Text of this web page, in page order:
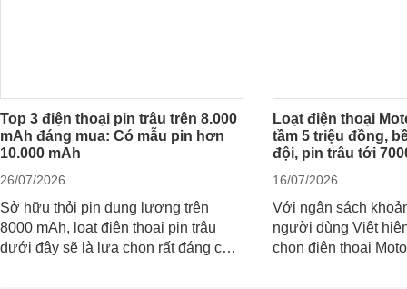
Top 3 điện thoại pin trâu trên 8.000
mAh đáng mua: Có mẫu pin hơn
10.000 mAh
26/07/2026
Sở hữu thỏi pin dung lượng trên
8000 mAh, loạt điện thoại pin trâu
dưới đây sẽ là lựa chọn rất đáng cân
Loạt điện thoại
tầm 5 triệu đồng,
đội, pin trâu tới
16/07/2026
Với ngân sách
người dùng Việt
chọn điện thoại